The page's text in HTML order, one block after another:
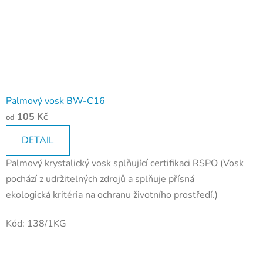
Palmový vosk BW-C16
od 105 Kč
DETAIL
Palmový krystalický vosk splňující certifikaci RSPO (Vosk
pochází z udržitelných zdrojů a splňuje přísná
ekologická kritéria na ochranu životního prostředí.)
Kód: 138/1KG